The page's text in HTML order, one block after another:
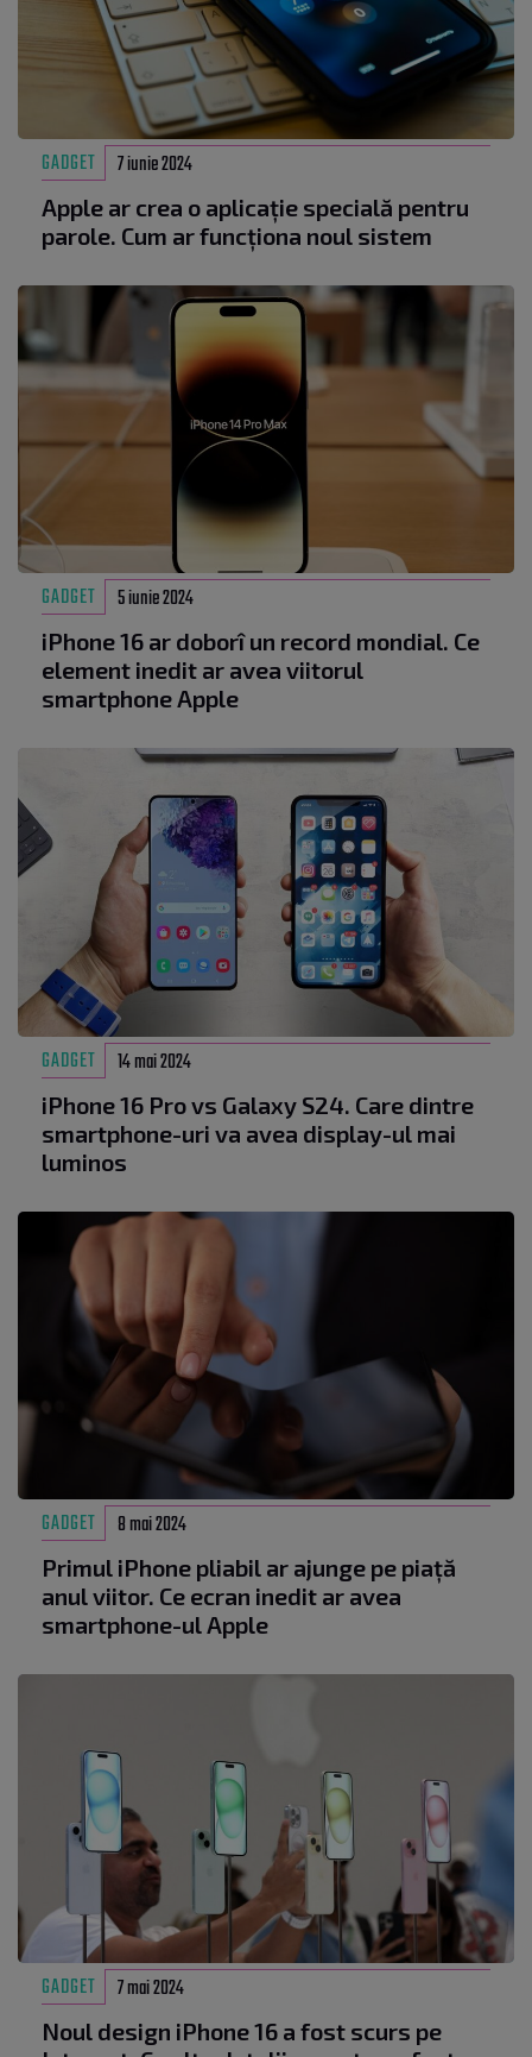
GADGET 7 iunie 2024
Apple ar crea o aplicație specială pentru
parole. Cum ar funcționa noul sistem
GADGET 5 iunie 2024
iPhone 16 ar doborî un record mondial. Ce
element inedit ar avea viitorul
smartphone Apple
GADGET 14 mai 2024
iPhone 16 Pro vs Galaxy S24. Care dintre
smartphone-uri va avea display-ul mai
luminos
GADGET 8 mai 2024
Primul iPhone pliabil ar ajunge pe piață
anul viitor. Ce ecran inedit ar avea
smartphone-ul Apple
GADGET 7 mai 2024
Noul design iPhone 16 a fost scurs pe